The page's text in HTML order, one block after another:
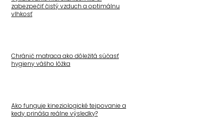
zabezpečiť čistý vzduch a optimálnu
vlhkosť
Chránič matraca ako dôležitá súčasť
hygieny vášho lôžka
Ako funguje kineziologické tejpovanie a
kedy prináša reálne výsledky?